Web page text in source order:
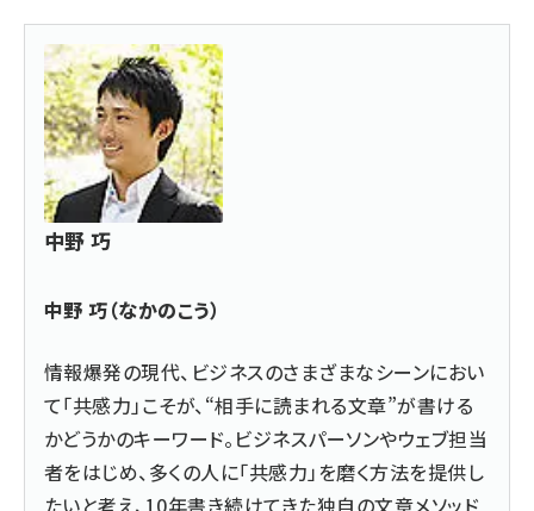
中野 巧
中野 巧（なかのこう）
情報爆発の現代、ビジネスのさまざまなシーンにおい
て「共感力」こそが、“相手に読まれる文章”が書ける
かどうかのキーワード。ビジネスパーソンやウェブ担当
者をはじめ、多くの人に「共感力」を磨く方法を提供し